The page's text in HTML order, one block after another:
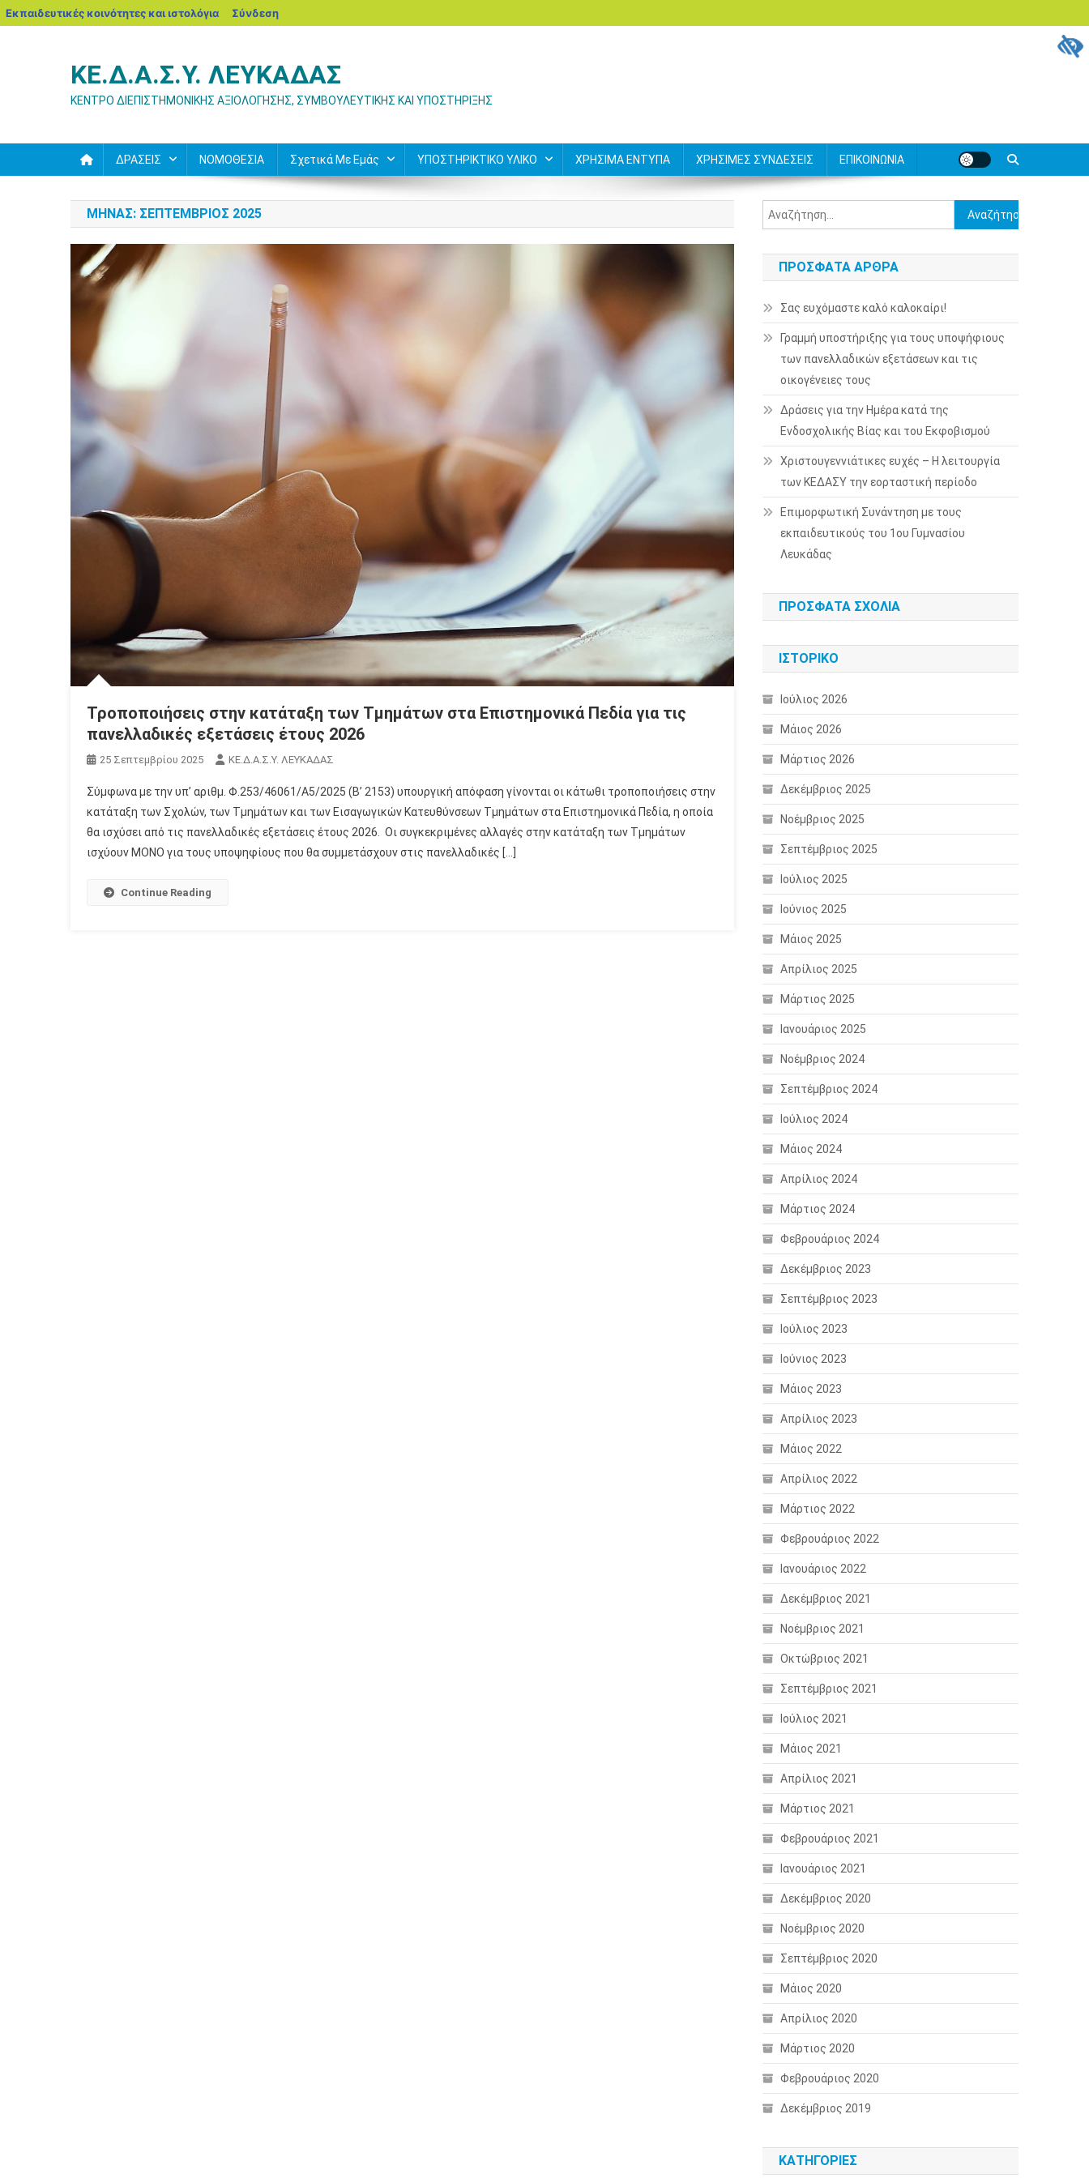
Εκπαιδευτικές κοινότητες και ιστολόγια blogs.sch.gr
Σύνδεση
ΚΕ.Δ.Α.Σ.Υ. ΛΕΥΚΑΔΑΣ
ΚΕΝΤΡΟ ΔΙΕΠΙΣΤΗΜΟΝΙΚΗΣ ΑΞΙΟΛΟΓΗΣΗΣ, ΣΥΜΒΟΥΛΕΥΤΙΚΗΣ ΚΑΙ ΥΠΟΣΤΗΡΙΞΗΣ
ΔΡΑΣΕΙΣ ΝΟΜΟΘΕΣΙΑ Σχετικά Με Εμάς ΥΠΟΣΤΗΡΙΚΤΙΚΟ ΥΛΙΚΟ ΧΡΗΣΙΜΑ ΕΝΤΥΠΑ ΧΡΗΣΙΜΕΣ ΣΥΝΔΕΣΕΙΣ ΕΠΙΚΟΙΝΩΝΙΑ
ΜΉΝΑΣ: ΣΕΠΤΈΜΒΡΙΟΣ 2025
Τροποποιήσεις στην κατάταξη των Τμημάτων στα Επιστημονικά Πεδία για τις
πανελλαδικές εξετάσεις έτους 2026
25 Σεπτεμβρίου 2025 ΚΕ.Δ.Α.Σ.Υ. ΛΕΥΚΑΔΑΣ
Σύμφωνα με την υπ’ αριθμ. Φ.253/46061/Α5/2025 (Β’ 2153) υπουργική απόφαση γίνονται οι κάτωθι τροποποιήσεις στην
κατάταξη των Σχολών, των Τμημάτων και των Εισαγωγικών Κατευθύνσεων Τμημάτων στα Επιστημονικά Πεδία, η οποία
θα ισχύσει από τις πανελλαδικές εξετάσεις έτους 2026. Οι συγκεκριμένες αλλαγές στην κατάταξη των Τμημάτων
ισχύουν ΜΟΝΟ για τους υποψηφίους που θα συμμετάσχουν στις πανελλαδικές […]
Continue Reading
Αναζήτηση
για:
ΠΡΌΣΦΑΤΑ ΆΡΘΡΑ
Σας ευχόμαστε καλό καλοκαίρι!
Γραμμή υποστήριξης για τους υποψήφιους
των πανελλαδικών εξετάσεων και τις
οικογένειες τους
Δράσεις για την Ημέρα κατά της
Ενδοσχολικής Βίας και του Εκφοβισμού
Χριστουγεννιάτικες ευχές – Η λειτουργία
των ΚΕΔΑΣΥ την εορταστική περίοδο
Επιμορφωτική Συνάντηση με τους
εκπαιδευτικούς του 1ου Γυμνασίου
Λευκάδας
ΠΡΌΣΦΑΤΑ ΣΧΌΛΙΑ
ΙΣΤΟΡΙΚΌ
Ιούλιος 2026
Μάιος 2026
Μάρτιος 2026
Δεκέμβριος 2025
Νοέμβριος 2025
Σεπτέμβριος 2025
Ιούλιος 2025
Ιούνιος 2025
Μάιος 2025
Απρίλιος 2025
Μάρτιος 2025
Ιανουάριος 2025
Νοέμβριος 2024
Σεπτέμβριος 2024
Ιούλιος 2024
Μάιος 2024
Απρίλιος 2024
Μάρτιος 2024
Φεβρουάριος 2024
Δεκέμβριος 2023
Σεπτέμβριος 2023
Ιούλιος 2023
Ιούνιος 2023
Μάιος 2023
Απρίλιος 2023
Μάιος 2022
Απρίλιος 2022
Μάρτιος 2022
Φεβρουάριος 2022
Ιανουάριος 2022
Δεκέμβριος 2021
Νοέμβριος 2021
Οκτώβριος 2021
Σεπτέμβριος 2021
Ιούλιος 2021
Μάιος 2021
Απρίλιος 2021
Μάρτιος 2021
Φεβρουάριος 2021
Ιανουάριος 2021
Δεκέμβριος 2020
Νοέμβριος 2020
Σεπτέμβριος 2020
Μάιος 2020
Απρίλιος 2020
Μάρτιος 2020
Φεβρουάριος 2020
Δεκέμβριος 2019
KΑΤΗΓΟΡΊΕΣ